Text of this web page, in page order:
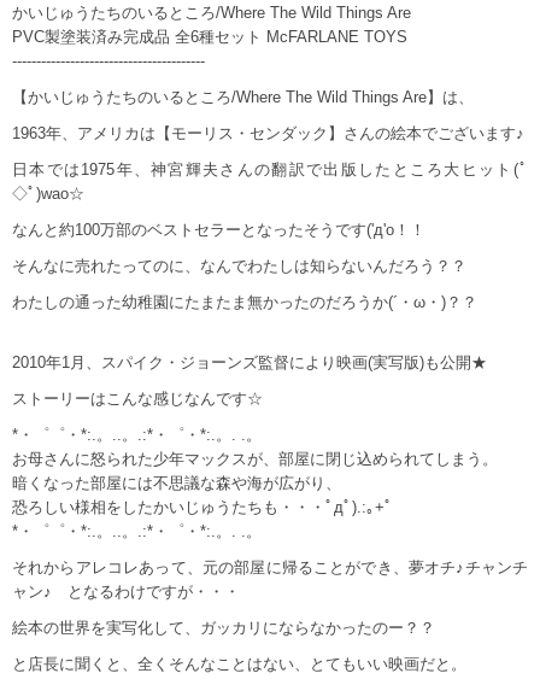
かいじゅうたちのいるところ/Where The Wild Things Are
PVC製塗装済み完成品 全6種セット McFARLANE TOYS
----------------------------------------
【かいじゅうたちのいるところ/Where The Wild Things Are】は、
1963年、アメリカは【モーリス・センダック】さんの絵本でございます♪
日本では1975年、神宮輝夫さんの翻訳で出版したところ大ヒット(ﾟ
◇ﾟ)wao☆
なんと約100万部のベストセラーとなったそうです('д'o！！
そんなに売れたってのに、なんでわたしは知らないんだろう？？
わたしの通った幼稚園にたまたま無かったのだろうか(´・ω・)？？
2010年1月、スパイク・ジョーンズ監督により映画(実写版)も公開★
ストーリーはこんな感じなんです☆
*・゜゜・*:.。..。.:*・゜・*:.。. .。
お母さんに怒られた少年マックスが、部屋に閉じ込められてしまう。
暗くなった部屋には不思議な森や海が広がり、
恐ろしい様相をしたかいじゅうたちも・・・ﾟдﾟ).:｡+ﾟ
*・゜゜・*:.。..。.:*・゜・*:.。. .。
それからアレコレあって、元の部屋に帰ることができ、夢オチ♪チャンチ
ャン♪ となるわけですが・・・
絵本の世界を実写化して、ガッカリにならなかったのー？？
と店長に聞くと、全くそんなことはない、とてもいい映画だと。